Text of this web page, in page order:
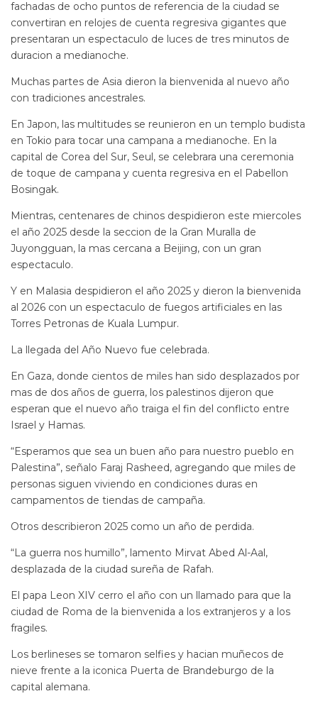
fachadas de ocho puntos de referencia de la ciudad se
convertiran en relojes de cuenta regresiva gigantes que
presentaran un espectaculo de luces de tres minutos de
duracion a medianoche.
Muchas partes de Asia dieron la bienvenida al nuevo año
con tradiciones ancestrales.
En Japon, las multitudes se reunieron en un templo budista
en Tokio para tocar una campana a medianoche. En la
capital de Corea del Sur, Seul, se celebrara una ceremonia
de toque de campana y cuenta regresiva en el Pabellon
Bosingak.
Mientras, centenares de chinos despidieron este miercoles
el año 2025 desde la seccion de la Gran Muralla de
Juyongguan, la mas cercana a Beijing, con un gran
espectaculo.
Y en Malasia despidieron el año 2025 y dieron la bienvenida
al 2026 con un espectaculo de fuegos artificiales en las
Torres Petronas de Kuala Lumpur.
La llegada del Año Nuevo fue celebrada.
En Gaza, donde cientos de miles han sido desplazados por
mas de dos años de guerra, los palestinos dijeron que
esperan que el nuevo año traiga el fin del conflicto entre
Israel y Hamas.
“Esperamos que sea un buen año para nuestro pueblo en
Palestina”, señalo Faraj Rasheed, agregando que miles de
personas siguen viviendo en condiciones duras en
campamentos de tiendas de campaña.
Otros describieron 2025 como un año de perdida.
“La guerra nos humillo”, lamento Mirvat Abed Al-Aal,
desplazada de la ciudad sureña de Rafah.
El papa Leon XIV cerro el año con un llamado para que la
ciudad de Roma de la bienvenida a los extranjeros y a los
fragiles.
Los berlineses se tomaron selfies y hacian muñecos de
nieve frente a la iconica Puerta de Brandeburgo de la
capital alemana.